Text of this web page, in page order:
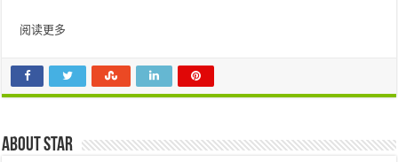
阅读更多
About star